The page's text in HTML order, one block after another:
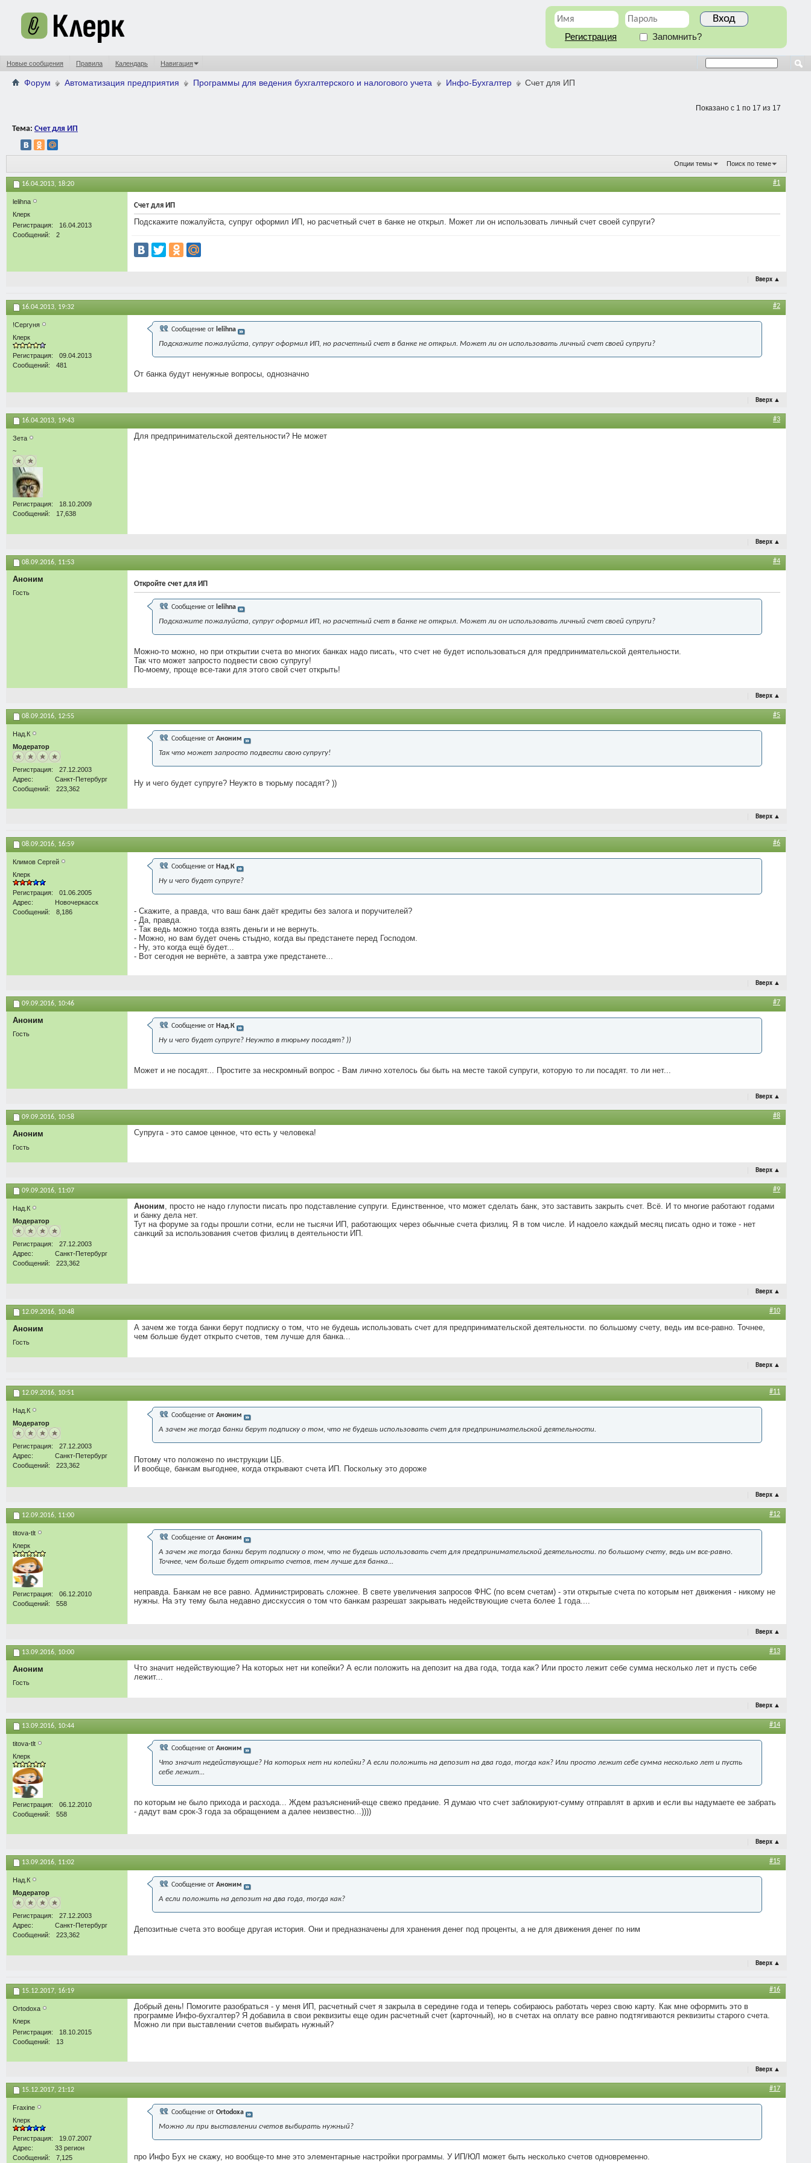
Регистрация Запомнить?
Новые сообщения Правила Календарь Навигация
Форум Автоматизация предприятия Программы для ведения бухгалтерского и налогового учета Инфо-Бухгалтер Счет для ИП
Показано с 1 по 17 из 17
Тема: Счет для ИП
Опции темы Поиск по теме
16.04.2013, 18:20 #1
lelihna
Клерк
Регистрация
16.04.2013
Сообщений
2
Счет для ИП
Подскажите пожалуйста, супруг оформил ИП, но расчетный счет в банке не открыл. Может ли он использовать личный счет своей супруги?
Вверх ▲
16.04.2013, 19:32 #2
!Сергуня
Клерк
Регистрация
09.04.2013
Сообщений
481
Сообщение от lelihna
Подскажите пожалуйста, супруг оформил ИП, но расчетный счет в банке не открыл. Может ли он использовать личный счет своей супруги?
От банка будут ненужные вопросы, однозначно
Вверх ▲
16.04.2013, 19:43 #3
Зета
~
Регистрация
18.10.2009
Сообщений
17,638
Для предпринимательской деятельности? Не может
Вверх ▲
08.09.2016, 11:53 #4
Аноним
Гость
Откройте счет для ИП
Сообщение от lelihna
Подскажите пожалуйста, супруг оформил ИП, но расчетный счет в банке не открыл. Может ли он использовать личный счет своей супруги?
Можно-то можно, но при открытии счета во многих банках надо писать, что счет не будет использоваться для предпринимательской деятельности.
Так что может запросто подвести свою супругу!
По-моему, проще все-таки для этого свой счет открыть!
Вверх ▲
08.09.2016, 12:55 #5
Над.К
Модератор
Регистрация
27.12.2003
Адрес
Санкт-Петербург
Сообщений
223,362
Сообщение от Аноним
Так что может запросто подвести свою супругу!
Ну и чего будет супруге? Неужто в тюрьму посадят? ))
Вверх ▲
08.09.2016, 16:59 #6
Климов Сергей
Клерк
Регистрация
01.06.2005
Адрес
Новочеркасск
Сообщений
8,186
Сообщение от Над.К
Ну и чего будет супруге?
- Скажите, а правда, что ваш банк даёт кредиты без залога и поручителей?
- Да, правда.
- Так ведь можно тогда взять деньги и не вернуть.
- Можно, но вам будет очень стыдно, когда вы предстанете перед Господом.
- Ну, это когда ещё будет...
- Вот сегодня не вернёте, а завтра уже предстанете...
Вверх ▲
09.09.2016, 10:46 #7
Аноним
Гость
Сообщение от Над.К
Ну и чего будет супруге? Неужто в тюрьму посадят? ))
Может и не посадят... Простите за нескромный вопрос - Вам лично хотелось бы быть на месте такой супруги, которую то ли посадят. то ли нет...
Вверх ▲
09.09.2016, 10:58 #8
Аноним
Гость
Супруга - это самое ценное, что есть у человека!
Вверх ▲
09.09.2016, 11:07 #9
Над.К
Модератор
Регистрация
27.12.2003
Адрес
Санкт-Петербург
Сообщений
223,362
Аноним, просто не надо глупости писать про подставление супруги. Единственное, что может сделать банк, это заставить закрыть счет. Всё. И то многие работают годами
и банку дела нет.
Тут на форуме за годы прошли сотни, если не тысячи ИП, работающих через обычные счета физлиц. Я в том числе. И надоело каждый месяц писать одно и тоже - нет
санкций за использования счетов физлиц в деятельности ИП.
Вверх ▲
12.09.2016, 10:48 #10
Аноним
Гость
А зачем же тогда банки берут подписку о том, что не будешь использовать счет для предпринимательской деятельности. по большому счету, ведь им все-равно. Точнее,
чем больше будет открыто счетов, тем лучше для банка...
Вверх ▲
12.09.2016, 10:51 #11
Над.К
Модератор
Регистрация
27.12.2003
Адрес
Санкт-Петербург
Сообщений
223,362
Сообщение от Аноним
А зачем же тогда банки берут подписку о том, что не будешь использовать счет для предпринимательской деятельности.
Потому что положено по инструкции ЦБ.
И вообще, банкам выгоднее, когда открывают счета ИП. Поскольку это дороже
Вверх ▲
12.09.2016, 11:00 #12
titova-tlt
Клерк
Регистрация
06.12.2010
Сообщений
558
Сообщение от Аноним
А зачем же тогда банки берут подписку о том, что не будешь использовать счет для предпринимательской деятельности. по большому счету, ведь им все-равно.
Точнее, чем больше будет открыто счетов, тем лучше для банка...
неправда. Банкам не все равно. Администрировать сложнее. В свете увеличения запросов ФНС (по всем счетам) - эти открытые счета по которым нет движения - никому не
нужны. На эту тему была недавно дисскуссия о том что банкам разрешат закрывать недействующие счета более 1 года....
Вверх ▲
13.09.2016, 10:00 #13
Аноним
Гость
Что значит недействующие? На которых нет ни копейки? А если положить на депозит на два года, тогда как? Или просто лежит себе сумма несколько лет и пусть себе
лежит...
Вверх ▲
13.09.2016, 10:44 #14
titova-tlt
Клерк
Регистрация
06.12.2010
Сообщений
558
Сообщение от Аноним
Что значит недействующие? На которых нет ни копейки? А если положить на депозит на два года, тогда как? Или просто лежит себе сумма несколько лет и пусть
себе лежит...
по которым не было прихода и расхода... Ждем разъяснений-еще свежо предание. Я думаю что счет заблокируют-сумму отправлят в архив и если вы надумаете ее забрать
- дадут вам срок-3 года за обращением а далее неизвестно...))))
Вверх ▲
13.09.2016, 11:02 #15
Над.К
Модератор
Регистрация
27.12.2003
Адрес
Санкт-Петербург
Сообщений
223,362
Сообщение от Аноним
А если положить на депозит на два года, тогда как?
Депозитные счета это вообще другая история. Они и предназначены для хранения денег под проценты, а не для движения денег по ним
Вверх ▲
15.12.2017, 16:19 #16
Ortodoxa
Клерк
Регистрация
18.10.2015
Сообщений
13
Добрый день! Помогите разобраться - у меня ИП, расчетный счет я закрыла в середине года и теперь собираюсь работать через свою карту. Как мне оформить это в
программе Инфо-бухгалтер? Я добавила в свои реквизиты еще один расчетный счет (карточный), но в счетах на оплату все равно подтягиваются реквизиты старого счета.
Можно ли при выставлении счетов выбирать нужный?
Вверх ▲
15.12.2017, 21:12 #17
Fraxine
Клерк
Регистрация
19.07.2007
Адрес
33 регион
Сообщений
7,125
Сообщение от Ortodoxa
Можно ли при выставлении счетов выбирать нужный?
про Инфо Бух не скажу, но вообще-то мне это элементарные настройки программы. У ИП/ЮЛ может быть несколько счетов одновременно.